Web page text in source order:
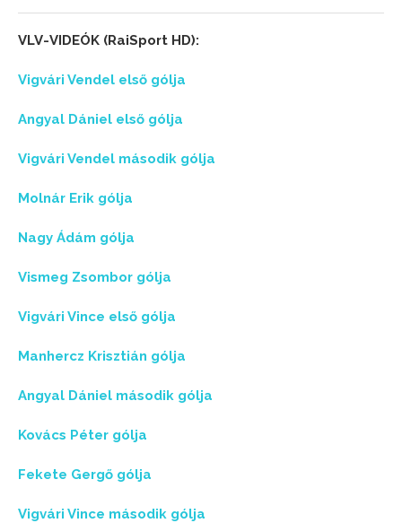
VLV-VIDEÓK (RaiSport HD):
Vigvári Vendel első gólja
Angyal Dániel első gólja
Vigvári Vendel második gólja
Molnár Erik gólja
Nagy Ádám gólja
Vismeg Zsombor gólja
Vigvári Vince első gólja
Manhercz Krisztián gólja
Angyal Dániel második gólja
Kovács Péter gólja
Fekete Gergő gólja
Vigvári Vince második gólja